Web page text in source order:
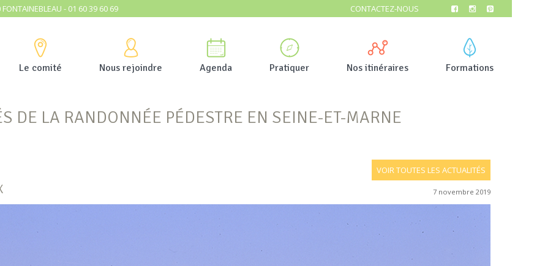
- 01 60 39 60 69 CONTACTEZ-NOUS
Le comité Nous rejoindre Agenda Pratiquer Nos itinéraires Formations
DE LA RANDONNÉE PÉDESTRE EN SEINE-ET-MARNE
VOIR TOUTES LES ACTUALITÉS
7 novembre 2019